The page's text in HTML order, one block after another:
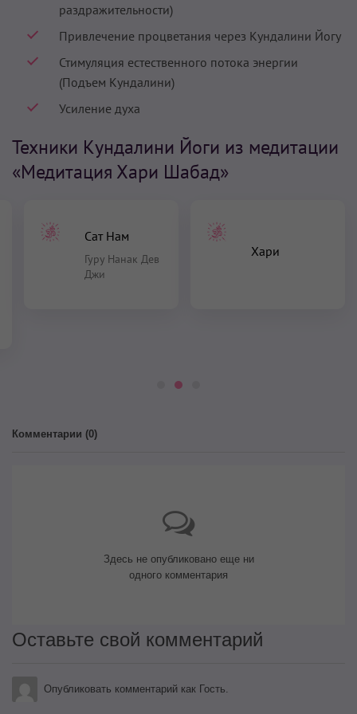
раздражительности)
Привлечение процветания через Кундалини Йогу
Стимуляция естественного потока энергии
(Подъем Кундалини)
Усиление духа
Техники Кундалини Йоги из медитации
«Медитация Хари Шабад»
Сат Нам
Гуру Нанак Дев
Джи
Хари
Комментарии (0)
Здесь не опубликовано еще ни
одного комментария
Оставьте свой комментарий
Опубликовать комментарий как Гость.